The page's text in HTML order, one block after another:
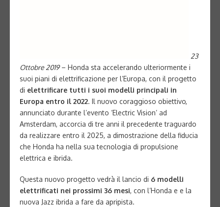
23
Ottobre 2019– Honda sta accelerando ulteriormente i
suoi piani di elettrificazione per l’Europa, con il progetto
di elettrificare tutti i suoi modelli principali in
Europa entro il 2022. Il nuovo coraggioso obiettivo,
annunciato durante l’evento ‘Electric Vision’ ad
Amsterdam, accorcia di tre anni il precedente traguardo
da realizzare entro il 2025, a dimostrazione della fiducia
che Honda ha nella sua tecnologia di propulsione
elettrica e ibrida.
Questa nuovo progetto vedrà il lancio di 6 modelli
elettrificati nei prossimi 36 mesi, con l’Honda e e la
nuova Jazz ibrida a fare da apripista.